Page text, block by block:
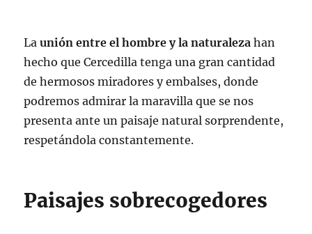
Launión entre el hombre y la naturaleza han
hecho que Cercedilla tenga una gran cantidad
de hermosos miradores y embalses, donde
podremos admirar la maravilla que se nos
presenta ante un paisaje natural sorprendente,
respetándola constantemente.
Paisajes sobrecogedores